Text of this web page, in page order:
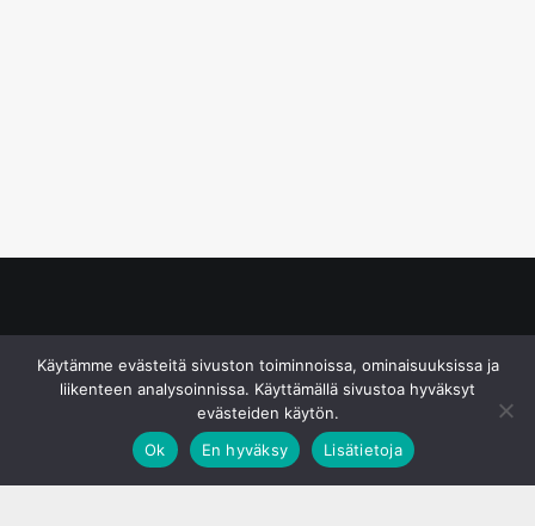
Käytämme evästeitä sivuston toiminnoissa, ominaisuuksissa ja
liikenteen analysoinnissa. Käyttämällä sivustoa hyväksyt
evästeiden käytön.
Ok
En hyväksy Lisätietoja